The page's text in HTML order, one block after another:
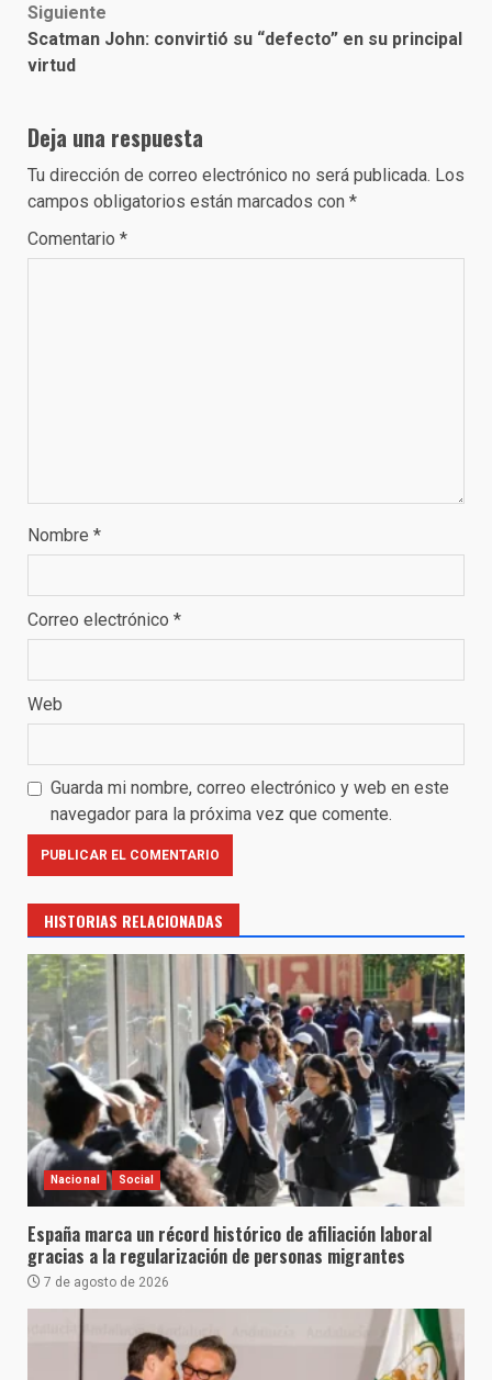
Siguiente
Scatman John: convirtió su “defecto” en su principal
virtud
Deja una respuesta
Tu dirección de correo electrónico no será publicada. Los
campos obligatorios están marcados con *
Comentario *
Nombre *
Correo electrónico *
Web
Guarda mi nombre, correo electrónico y web en este
navegador para la próxima vez que comente.
HISTORIAS RELACIONADAS
Nacional Social
España marca un récord histórico de afiliación laboral
gracias a la regularización de personas migrantes
7 de agosto de 2026